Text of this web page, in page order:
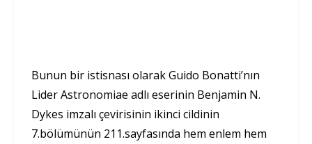
Bunun bir istisnası olarak Guido Bonatti’nın
Lider Astronomiae adlı eserinin Benjamin N.
Dykes imzalı çevirisinin ikinci cildinin
7.bölümünün 211.sayfasında hem enlem hem